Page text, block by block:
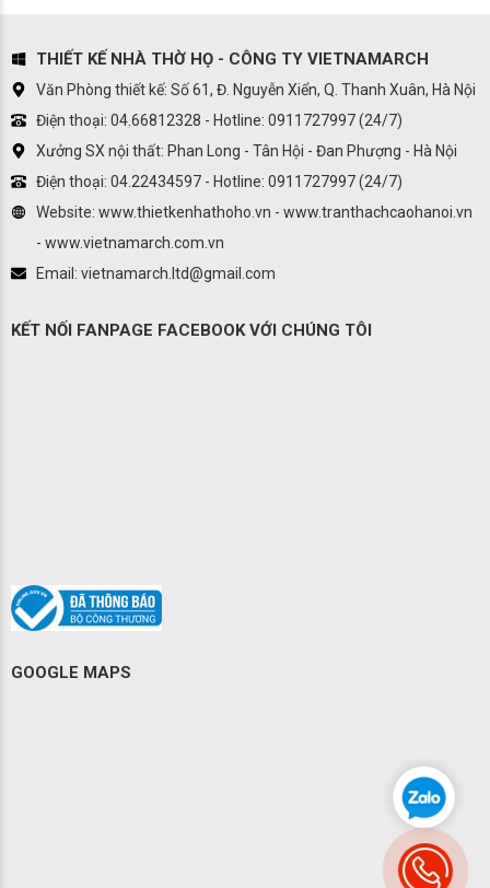
THIẾT KẾ NHÀ THỜ HỌ - CÔNG TY VIETNAMARCH
Văn Phòng thiết kế: Số 61, Đ. Nguyễn Xiển, Q. Thanh Xuân, Hà Nội
Điện thoại: 04.66812328 - Hotline: 0911727997 (24/7)
Xưởng SX nội thất: Phan Long - Tân Hội - Đan Phượng - Hà Nội
Điện thoại: 04.22434597 - Hotline: 0911727997 (24/7)
Website: www.thietkenhathoho.vn - www.tranthachcaohanoi.vn
- www.vietnamarch.com.vn
Email: vietnamarch.ltd@gmail.com
KẾT NỐI FANPAGE FACEBOOK VỚI CHÚNG TÔI
GOOGLE MAPS